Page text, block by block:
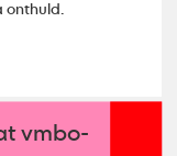
onthuld.
vmbo-